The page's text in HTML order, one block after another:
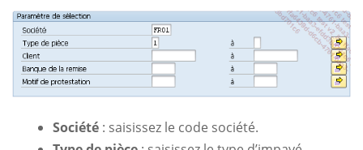
Société : saisissez le code société.